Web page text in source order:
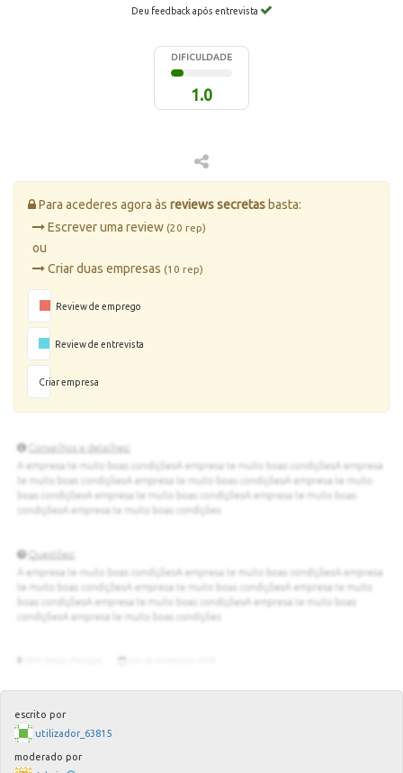
Deu feedback após entrevista
DIFICULDADE
1.0
Para acederes agora às reviews secretas basta:
Escrever uma review (20 rep)
ou
Criar duas empresas (10 rep)
Review de emprego
Review de entrevista
Criar empresa
escrito por
utilizador_63815
moderado por